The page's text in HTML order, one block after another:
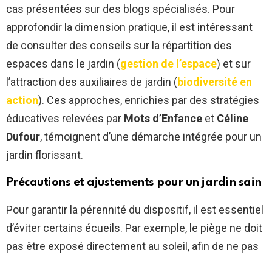
cas présentées sur des blogs spécialisés. Pour
approfondir la dimension pratique, il est intéressant
de consulter des conseils sur la répartition des
espaces dans le jardin (gestion de l’espace) et sur
l’attraction des auxiliaires de jardin (biodiversité en
action). Ces approches, enrichies par des stratégies
éducatives relevées par Mots d’Enfance et Céline
Dufour, témoignent d’une démarche intégrée pour un
jardin florissant.
Précautions et ajustements pour un jardin sain
Pour garantir la pérennité du dispositif, il est essentiel
d’éviter certains écueils. Par exemple, le piège ne doit
pas être exposé directement au soleil, afin de ne pas